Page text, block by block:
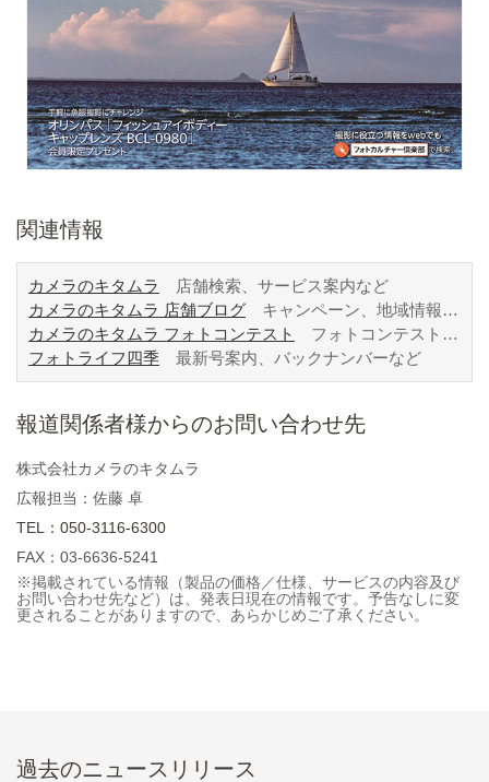
関連情報
カメラのキタムラ
店舗検索、サービス案内など
カメラのキタムラ 店舗ブログ キャンペーン、地域情報など
カメラのキタムラ フォトコンテスト
フォトコンテスト情報、募集要項、過去入賞作品など
フォトライフ四季 最新号案内、バックナンバーなど
報道関係者様からのお問い合わせ先
株式会社カメラのキタムラ
広報担当：佐藤 卓
TEL：050-3116-6300
FAX：03-6636-5241
※掲載されている情報（製品の価格／仕様、サービスの内容及び
お問い合わせ先など）は、発表日現在の情報です。予告なしに変
更されることがありますので、あらかじめご了承ください。
過去のニュースリリース